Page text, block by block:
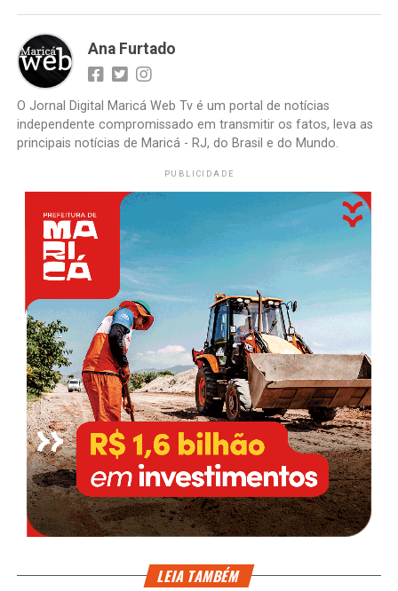
Ana Furtado
O Jornal Digital Maricá Web Tv é um portal de notícias
independente compromissado em transmitir os fatos, leva as
principais notícias de Maricá - RJ, do Brasil e do Mundo.
PUBLICIDADE
LEIA TAMBÉM